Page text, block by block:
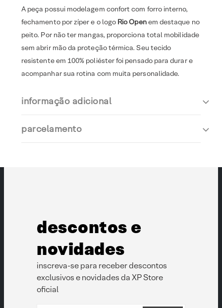
A peça possui modelagem confort com forro interno,
fechamento por zíper e o logo Rio Openem destaque no
peito. Por não ter mangas, proporciona total mobilidade
sem abrir mão da proteção térmica. Seu tecido
resistente em 100% poliéster foi pensado para durar e
acompanhar sua rotina com muita personalidade.
informação adicional
parcelamento
descontos e
novidades
inscreva-se para receber descontos
exclusivos e novidades da XP Store
oficial